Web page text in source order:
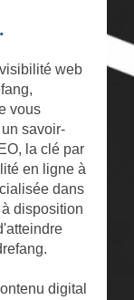
web
vous
savoir-
la clé par
en ligne à
dans
disposition
digital